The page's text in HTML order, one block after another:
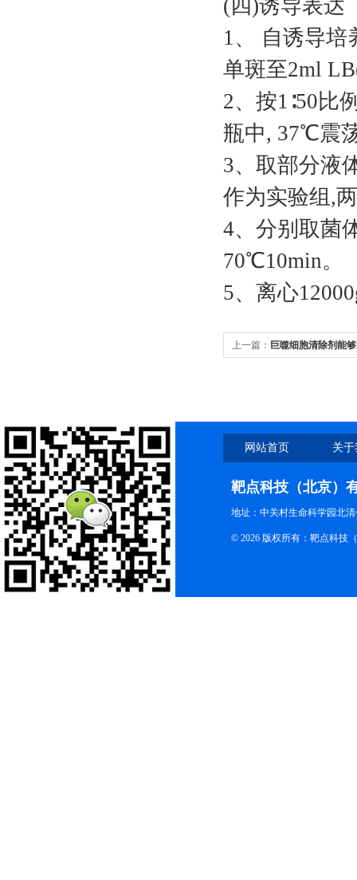
(四)诱导表达
1、 自诱导培
单斑至2ml
2、按1∶50比
瓶中, 37℃震
3、取部分液
作为实验组,
4、分别取菌
70℃10min。
5、离心
上一篇： 巨噬细胞清除剂能
网站首页 关
靶点科技（北京）
地址：中关村生命科学园北
© 2026 版权所有：靶点科技